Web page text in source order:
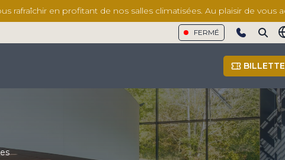
rafraîchir en profitant de nos salles climatisées. Au plaisir de vous
FERMÉ
Show